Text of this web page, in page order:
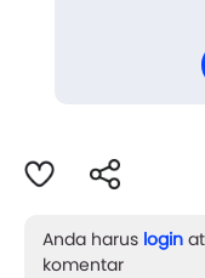
Anda harus login
komentar